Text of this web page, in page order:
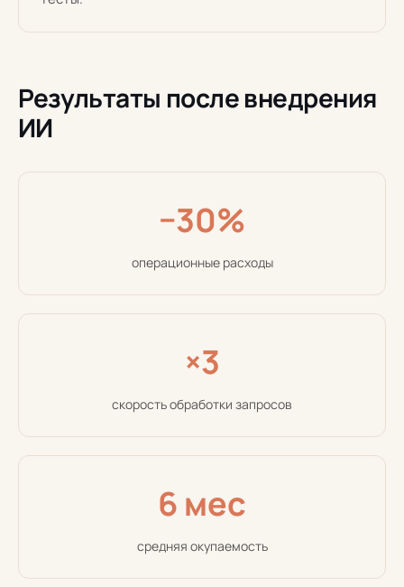
Результаты после внедрения
ИИ
−30%
операционные расходы
×3
скорость обработки запросов
6 мес
средняя окупаемость